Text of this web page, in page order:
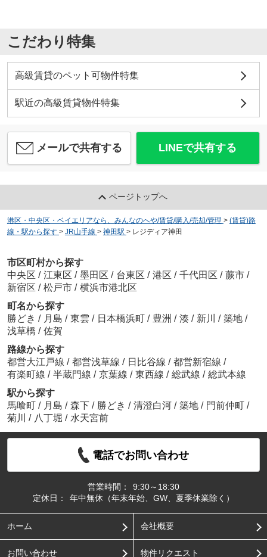
こだわり特集
高級賃貸のペット可物件特集
駅近の高級賃貸物件特集
メールで共有する LINEで共有する
ページトップへ
港区・中央区・ベイエリアなら、みんなのへや/賃貸/購入/売却/管理 > (賃貸)路
線・駅から探す > JR山手線 > 神田駅 > レジディア神田
市区町村から探す
中央区 / 江東区 / 墨田区 / 台東区 / 港区 / 千代田区 / 蕨市 /
新宿区 / 松戸市 / 横浜市港北区
町名から探す
勝どき / 月島 / 東雲 / 日本橋浜町 / 豊洲 / 湊 / 新川 / 築地 /
浅草橋 / 佐賀
路線から探す
都営大江戸線 / 都営浅草線 / 日比谷線 / 都営新宿線 /
有楽町線 / 半蔵門線 / 京葉線 / 東西線 / 総武線 / 総武本線
駅から探す
馬喰町 / 月島 / 森下 / 勝どき / 清澄白河 / 築地 / 門前仲町 /
菊川
/ 八丁堀 / 水天宮前
電話でお問い合わせ
営業時間：
9:30～18:30
定休日：
年中無休（年末年始、GW、夏季休業除く）
ホーム 会社概要
お問い合わせ 物件リクエスト